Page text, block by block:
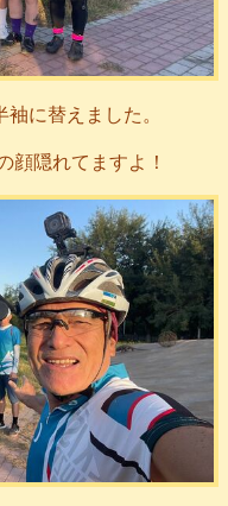
に替えました。
顔隠れてますよ！